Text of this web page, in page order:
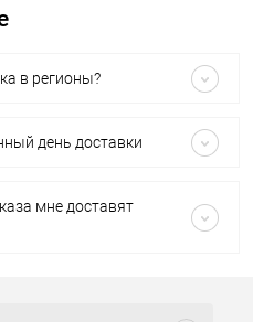
в регионы?
день доставки
мне доставят